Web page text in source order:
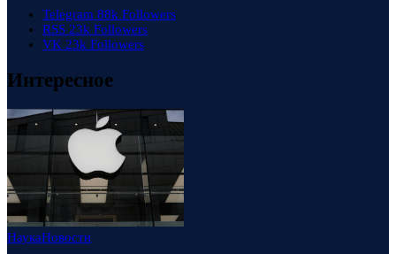
Telegram 88k Followers
RSS 23k Followers
VK 23k Followers
Интересное
НаукаНовости